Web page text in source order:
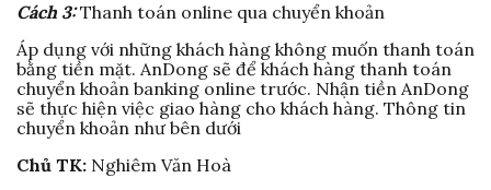
Cách 3: Thanh toán online qua chuyển khoản
Áp dụng với những khách hàng không muốn thanh toán
bằng tiền mặt. AnDong sẽ để khách hàng thanh toán
chuyển khoản banking online trước. Nhận tiền AnDong
sẽ thực hiện việc giao hàng cho khách hàng. Thông tin
chuyển khoản như bên dưới
Chủ TK: Nghiêm Văn Hoà